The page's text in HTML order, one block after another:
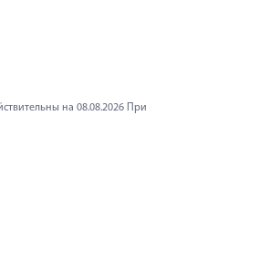
на 08.08.2026 При